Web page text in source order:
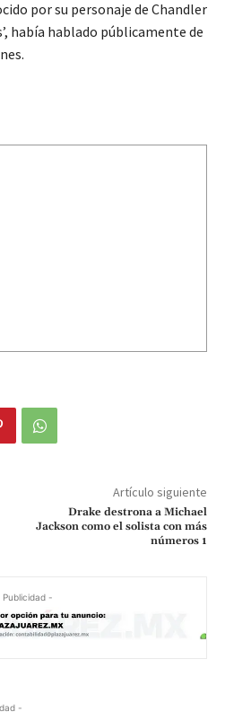
por su personaje de Chandler
había hablado públicamente de
Artículo siguiente
Drake destrona a Michael
Jackson como el solista con más
números 1
Publicidad -
-